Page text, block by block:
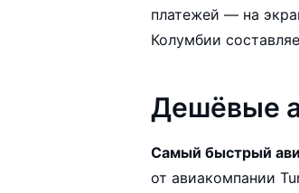
платежей — на экране
Дешёвые
Самый быстрый
от авиакомпании Turkish Airlines с